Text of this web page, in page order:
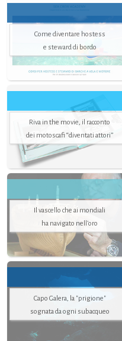
Come diventare hostess
e steward di bordo
Riva in the movie, il racconto
dei motoscafi “diventati attori”
Il vascello che ai mondiali
ha navigato nell’oro
Capo Galera, la "prigione"
sognata da ogni subacqueo